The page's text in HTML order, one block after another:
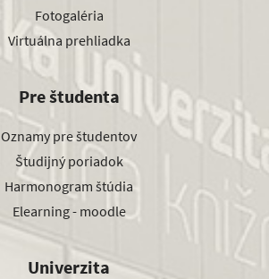
Fotogaléria
Virtuálna prehliadka
Pre študenta
Oznamy pre študentov
Študijný poriadok
Harmonogram štúdia
Elearning - moodle
Univerzita